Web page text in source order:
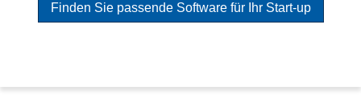
Finden Sie passende Software für Ihr Start-up